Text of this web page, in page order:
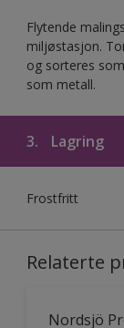
Flytende
miljøstasjon.
og sorteres
som metall.
3. Lagring
Frostfritt
Relaterte
Nordsjö